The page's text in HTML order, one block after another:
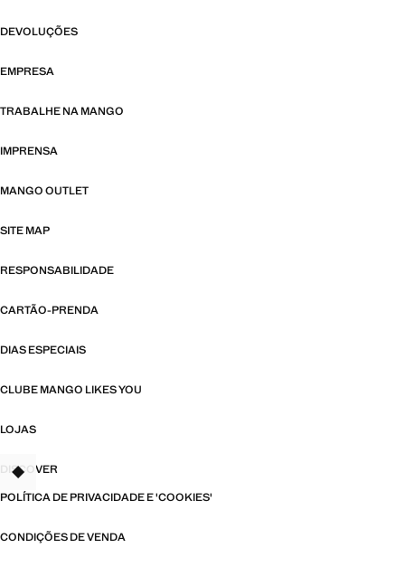
DEVOLUÇÕES
EMPRESA
TRABALHE NA MANGO
IMPRENSA
MANGO OUTLET
SITE MAP
RESPONSABILIDADE
CARTÃO-PRENDA
DIAS ESPECIAIS
CLUBE MANGO LIKES YOU
LOJAS
DISCOVER
POLÍTICA DE PRIVACIDADE E 'COOKIES'
CONDIÇÕES DE VENDA